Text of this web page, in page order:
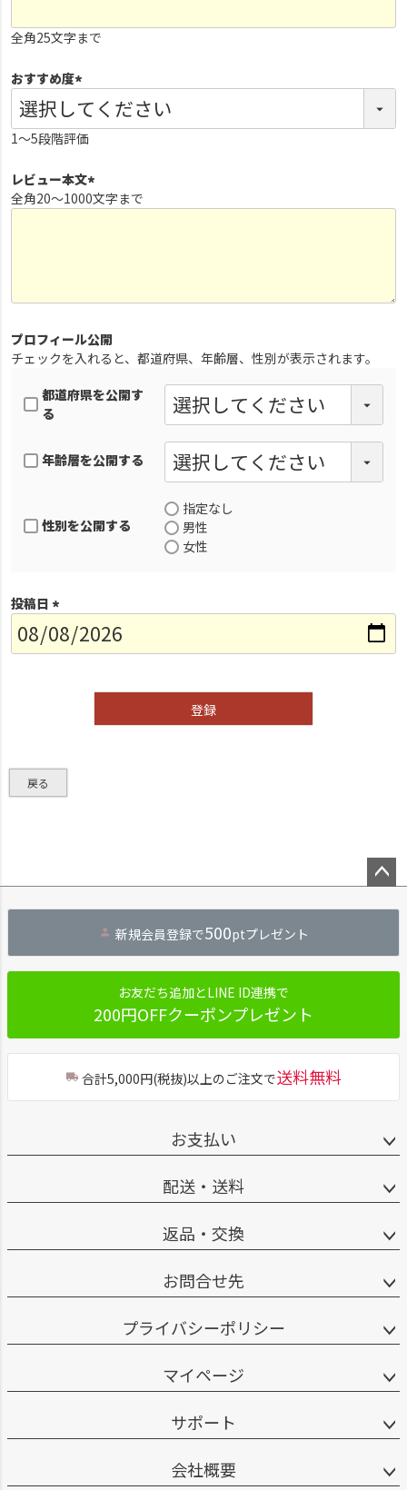
須
全角25文字まで
おすすめ度
(
必
須
1～5段階評価
レビュー本文
(
全角20～1000文字まで
プロフィール公開
チェックを入れると、都道府県、年齢層、性別が表示されます。
都道府県を公開す
る
年齢層を公開する
性別を公開する
指定なし
男性
女性
投稿日
(
必
登録
戻る
ジト
へ
新規会員登録で500ptプレゼント
お友だち追加とLINE ID連携で
200円OFFクーポンプレゼント
合計5,000円(税抜)以上のご注文で送料無料
お支払い
配送・送料
返品・交換
お問合せ先
プライバシーポリシー
マイページ
サポート
会社概要